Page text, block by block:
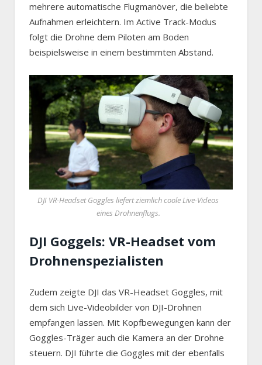
mehrere automatische Flugmanöver, die beliebte
Aufnahmen erleichtern. Im Active Track-Modus
folgt die Drohne dem Piloten am Boden
beispielsweise in einem bestimmten Abstand.
DJI VR-Headset Goggles liefert ziemlich coole Live-Videos
eines Drohnenflugs.
DJI Goggels: VR-Headset vom
Drohnenspezialisten
Zudem zeigte DJI das VR-Headset Goggles, mit
dem sich Live-Videobilder von DJI-Drohnen
empfangen lassen. Mit Kopfbewegungen kann der
Goggles-Träger auch die Kamera an der Drohne
steuern. DJI führte die Goggles mit der ebenfalls